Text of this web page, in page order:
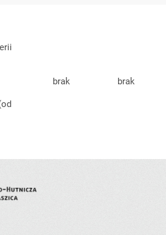
brak brak